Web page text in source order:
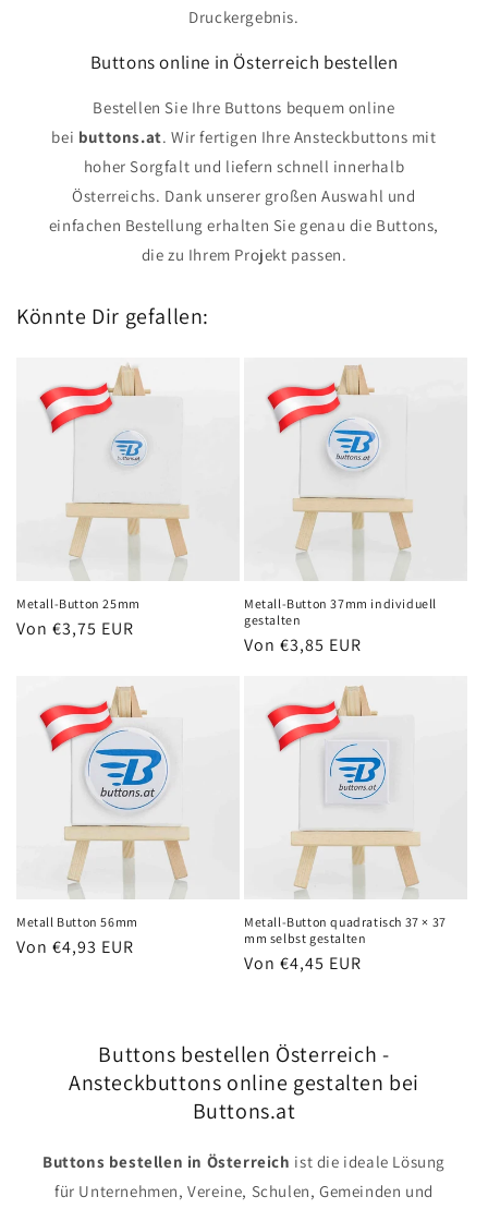
Druckergebnis.
Buttons online in Österreich bestellen
Bestellen Sie Ihre Buttons bequem online
bei buttons.at. Wir fertigen Ihre Ansteckbuttons mit
hoher Sorgfalt und liefern schnell innerhalb
Österreichs. Dank unserer großen Auswahl und
einfachen Bestellung erhalten Sie genau die Buttons,
die zu Ihrem Projekt passen.
Könnte Dir gefallen:
Metall-Button 25mm
Normaler
Von €3,75 EUR
Metall-Button 37mm individuell
gestalten
Normaler
Von €3,85 EUR
Metall Button 56mm
Normaler
Von €4,93 EUR
Metall-Button quadratisch 37 × 37
mm selbst gestalten
Normaler
Von €4,45 EUR
Buttons bestellen Österreich -
Ansteckbuttons online gestalten bei
Buttons.at
Buttons bestellen in Österreich ist die ideale Lösung
für Unternehmen, Vereine, Schulen, Gemeinden und